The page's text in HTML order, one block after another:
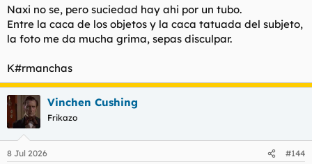
Ver el archivos adjunto 224884
Naxi no se, pero suciedad hay ahi por un tubo.
Entre la caca de los objetos y la caca tatuada del subjeto,
la foto me da mucha grima, sepas disculpar.
K#rmanchas
Vinchen Cushing
Frikazo
8 Jul 2026 #144